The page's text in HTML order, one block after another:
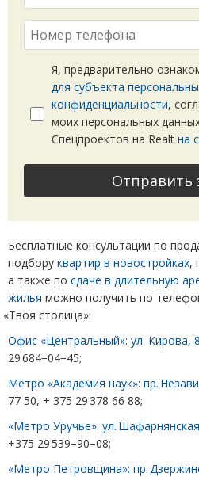
Я, предварительно
для субъекта
конфиденциальности,
моих персональных
Спецпроектов на Realt на
Отправить
Бесплатные консультации по
подбору квартир в новостройках,
а также по сдаче в длительную
жилья можно получить по
«Твоя столица»:
Офис «Центральный»: ул. Кирова, 8
29 684−04−45;
Метро «Академия наук»: пр.
77 50, + 375 29 378 66 88;
«Метро Уручье»: ул.
+375 29 539−90−08;
«Метро Петровщина»: пр.